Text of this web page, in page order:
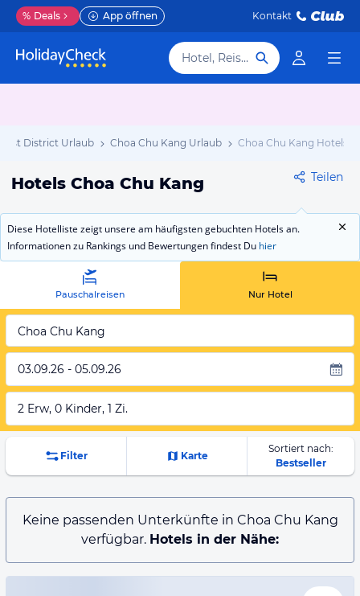
% Deals App öffnen Kontakt
Hotel, Reiseziel
District Urlaub Choa Chu Kang Urlaub Choa Chu Kang Hotels
Hotels Choa Chu Kang Teilen
Diese Hotelliste zeigt unsere am häufigsten gebuchten Hotels an.
Informationen zu Rankings und Bewertungen findest Du hier
Pauschalreisen Nur Hotel
Choa Chu Kang
03.09.26 - 05.09.26
2 Erw, 0 Kinder, 1 Zi.
Filter Karte
Sortiert nach:
Bestseller
Keine passenden Unterkünfte in Choa Chu Kang
verfügbar. Hotels in der Nähe: